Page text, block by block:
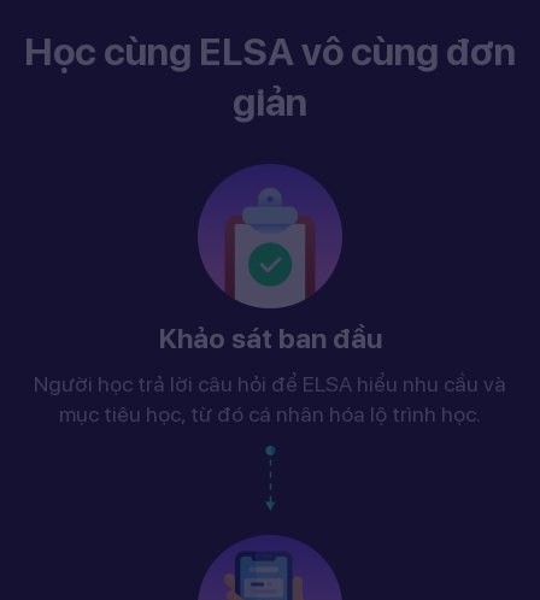
Học cùng ELSA vô cùng đơn
giản
Khảo sát ban đầu
Người học trả lời câu hỏi để ELSA hiểu nhu cầu và
mục tiêu học, từ đó cá nhân hóa lộ trình học.